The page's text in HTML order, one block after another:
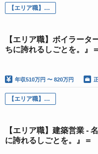
【エリア職】ボイラータービン主任技術者
【エリア職】ボイラータ
ちに誇れるしごとを。』＝
年収510万円 〜 820万円
【エリア職】建築営業 - 名古屋支店 -
【エリア職】建築営業 -
に誇れるしごとを。』＝